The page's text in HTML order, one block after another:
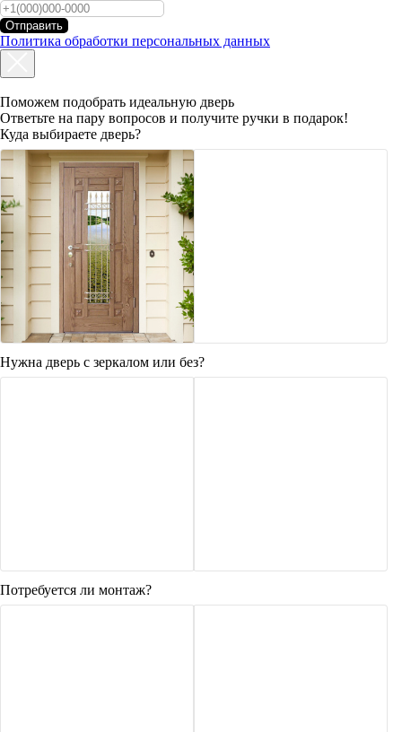
Отправить
Политика обработки персональных данных
Поможем подобрать идеальную дверь
Ответьте на пару вопросов и получите ручки в подарок!
Куда выбираете дверь?
Нужна дверь с зеркалом или без?
Потребуется ли монтаж?